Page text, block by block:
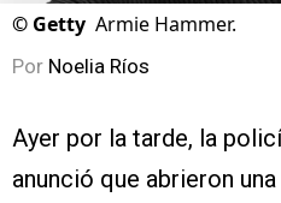
© Getty Armie Hammer.
Por Noelia Ríos
Ayer por la tarde, la
anunció que abrieron